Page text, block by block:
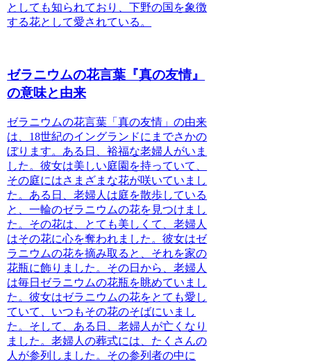
としても知られており、下野の国を象徴
する花として愛されている。
ゼラニウムの花言葉『真の友情』
の意味と由来
ゼラニウムの花言葉「真の友情」の由来
は、18世紀のイングランドにまでさかの
ぼります。ある日、裕福な老婦人がいま
した。彼女は美しい庭園を持っていて、
その庭にはさまざまな花が咲いていまし
た。ある日、老婦人は庭を散歩している
と、一輪のゼラニウムの花を見つけまし
た。その花は、とても美しくて、老婦人
はその花に心を奪われました。彼女はゼ
ラニウムの花を摘み取ると、それを家の
花瓶に飾りました。その日から、老婦人
は毎日ゼラニウムの花瓶を眺めていまし
た。彼女はゼラニウムの花をとても愛し
ていて、いつもその花のそばにいまし
た。そして、ある日、老婦人が亡くなり
ました。老婦人の葬式には、たくさんの
人が参列しました。その参列者の中に